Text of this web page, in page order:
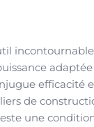
efficacité
de
une